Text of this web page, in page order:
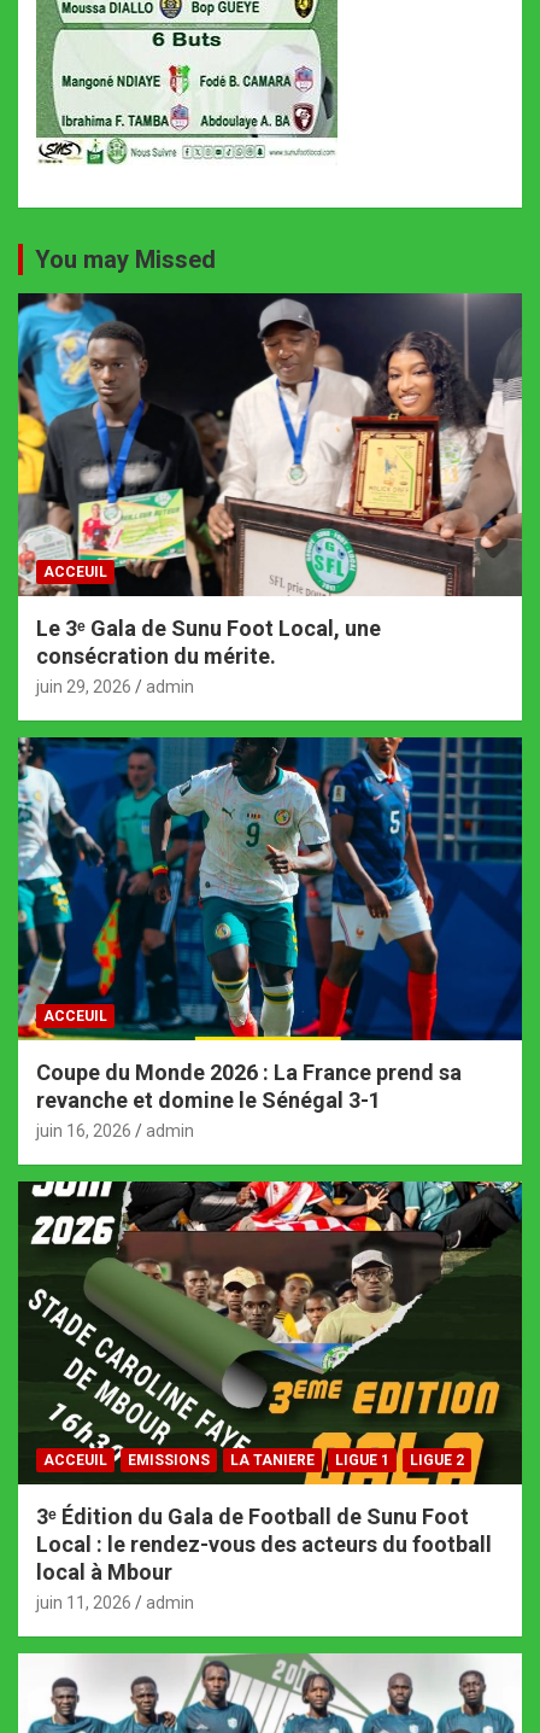
You may Missed
ACCEUIL
Le 3ᵉ Gala de Sunu Foot Local, une
consécration du mérite.
juin 29, 2026 admin
ACCEUIL
Coupe du Monde 2026 : La France prend sa
revanche et domine le Sénégal 3-1
juin 16, 2026 admin
ACCEUIL EMISSIONS LA TANIERE LIGUE 1 LIGUE 2
3ᵉ Édition du Gala de Football de Sunu Foot
Local : le rendez-vous des acteurs du football
local à Mbour
juin 11, 2026 admin